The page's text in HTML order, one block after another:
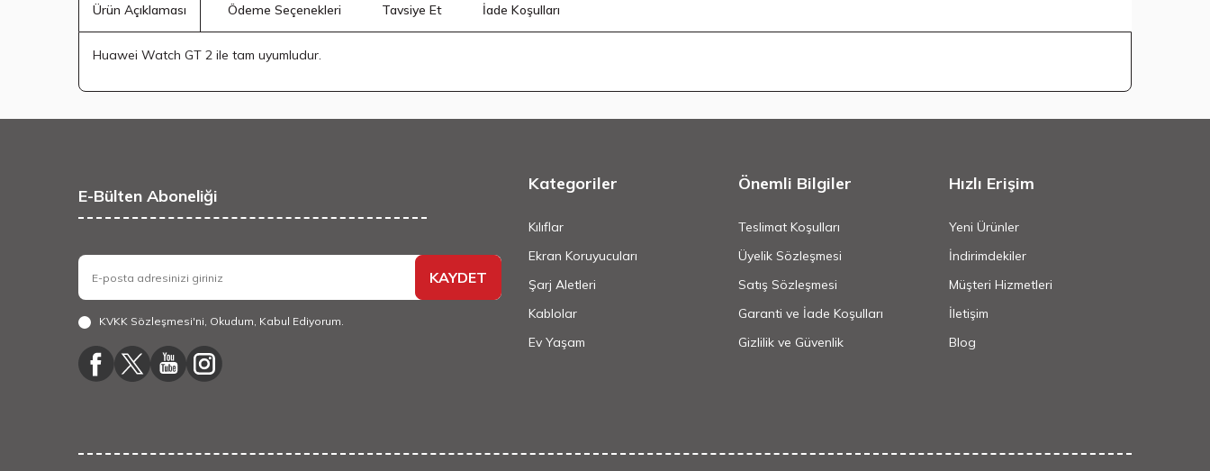
Ürün Açıklaması Ödeme Seçenekleri Tavsiye Et İade Koşulları
Huawei Watch GT 2 ile tam uyumludur.
E-Bülten Aboneliği
KAYDET
KVKK Sözleşmesi'ni, Okudum, Kabul Ediyorum.
Kategoriler
Kılıflar
Ekran Koruyucuları
Şarj Aletleri
Kablolar
Ev Yaşam
Önemli Bilgiler
Teslimat Koşulları
Üyelik Sözleşmesi
Satış Sözleşmesi
Garanti ve İade Koşulları
Gizlilik ve Güvenlik
Hızlı Erişim
Yeni Ürünler
İndirimdekiler
Müşteri Hizmetleri
İletişim
Blog